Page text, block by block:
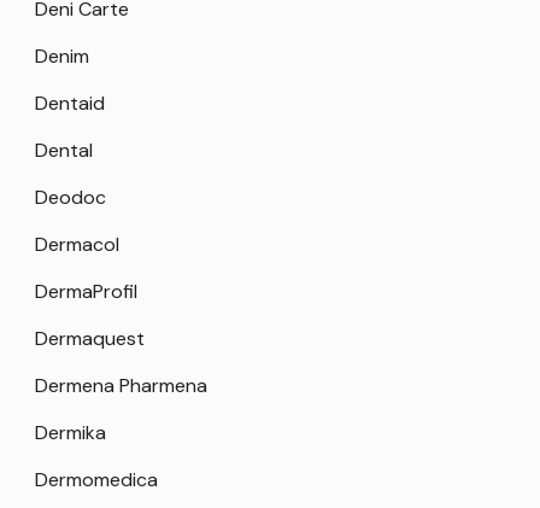
Deni Carte
Denim
Dentaid
Dental
Deodoc
Dermacol
DermaProfil
Dermaquest
Dermena Pharmena
Dermika
Dermomedica